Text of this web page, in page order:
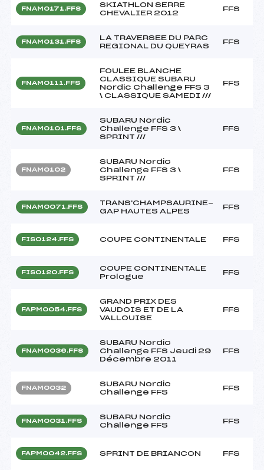
FNAM0171.FFS
SKIATHLON SERRE
CHEVALIER 2012
FFS
FNAM0131.FFS
LA TRAVERSEE DU PARC
REGIONAL DU QUEYRAS
FFS
FNAM0111.FFS
FOULEE BLANCHE
CLASSIQUE SUBARU
Nordic Challenge FFS 3
\ CLASSIQUE SAMEDI ///
FFS
FNAM0101.FFS
SUBARU Nordic
Challenge FFS 3 \
SPRINT ///
FFS
FNAM0102
SUBARU Nordic
Challenge FFS 3 \
SPRINT ///
FFS
FNAM0071.FFS
TRANS'CHAMPSAURINE-
GAP HAUTES ALPES
FFS
FIS0124.FFS COUPE CONTINENTALE FFS
FIS0120.FFS
COUPE CONTINENTALE
Prologue
FFS
FAPM0054.FFS
GRAND PRIX DES
VAUDOIS ET DE LA
VALLOUISE
FFS
FNAM0036.FFS
SUBARU Nordic
Challenge FFS Jeudi 29
Décembre 2011
FFS
FNAM0032
SUBARU Nordic
Challenge FFS
FFS
FNAM0031.FFS
SUBARU Nordic
Challenge FFS
FFS
FAPM0042.FFS SPRINT DE BRIANCON FFS